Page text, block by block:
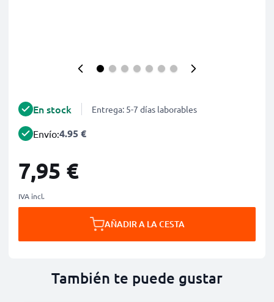
En stock Entrega: 5-7 días laborables
Envío:4.95 €
7,95 €
IVA incl.
AÑADIR A LA CESTA
También te puede gustar